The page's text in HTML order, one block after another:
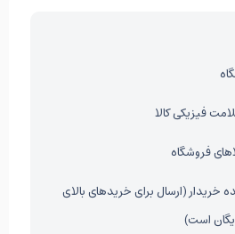
فیزیکی کالا
فروشگاه
خریدار (ارسال برای خریدهای بالای